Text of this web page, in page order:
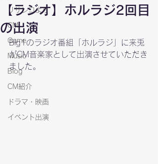
リサレコより
CM
Game
Music
Blog
CM紹介
ドラマ・映画
イベント出演
【ラジオ】ホルラジ2回目
の出演
Big1のラジオ番組「ホルラジ」に来兎
がCM音楽家として出演させていただき
ました。